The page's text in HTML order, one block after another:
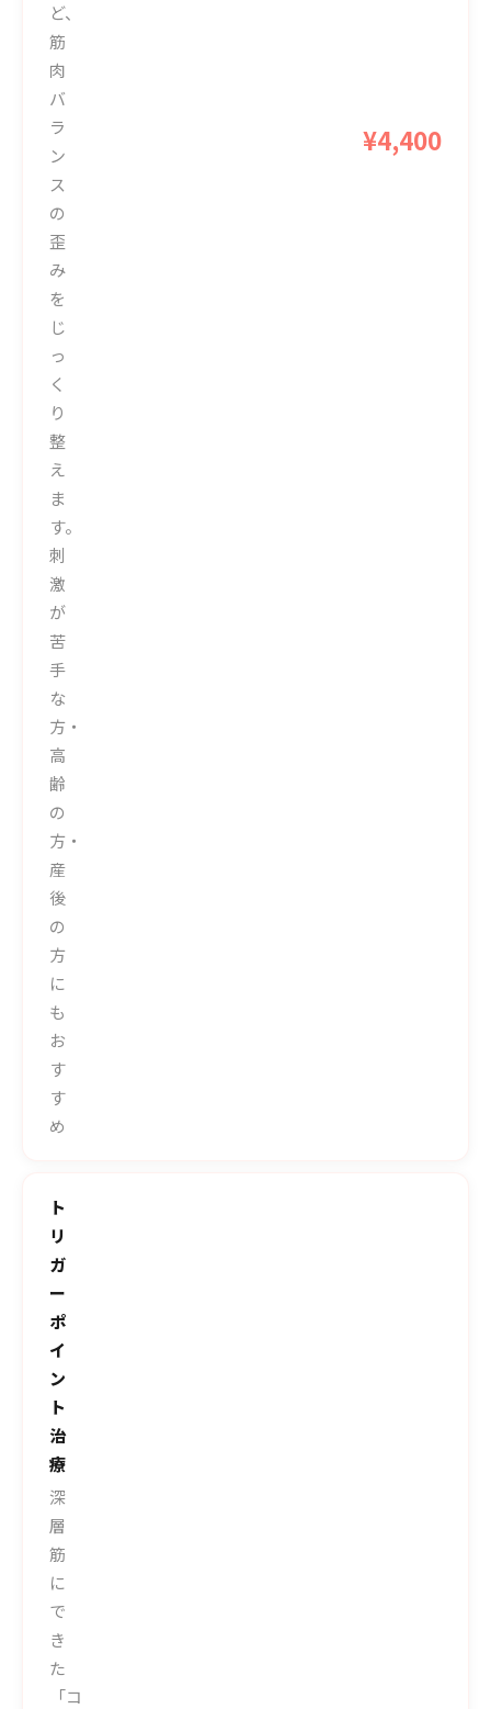
ど、
筋
肉
バ
ラ
ン
ス
の
歪
み
を
じ
っ
く
り
整
え
ま
す。
刺
激
が
苦
手
な
方・
高
齢
の
方・
産
後
の
方
に
も
お
す
す
め
¥4,400
ト
リ
ガ
ー
ポ
イ
ン
ト
治
療
深
層
筋
に
で
き
た
「コ